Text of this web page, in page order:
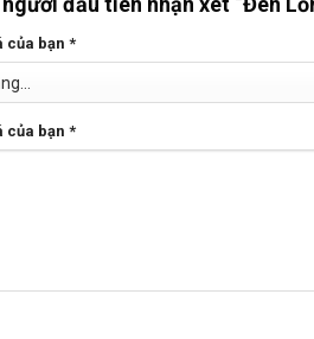
của bạn *
của bạn *